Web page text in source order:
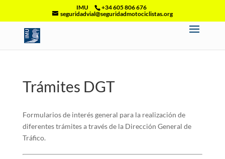
IMU
+34 605 806 676
seguridadvial@seguridadmotociclistas.org
Trámites DGT
Formularios de interés general para la realización de
diferentes trámites a través de la Dirección General de
Tráfico.